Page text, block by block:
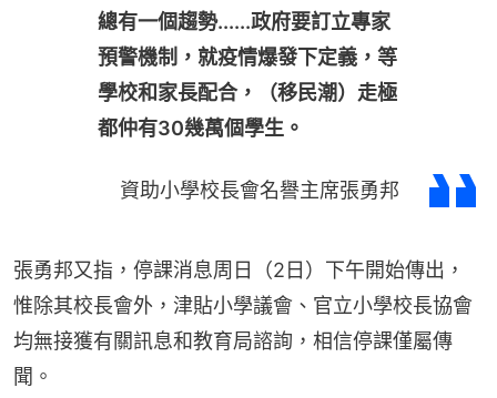
總有一個趨勢......政府要訂立專家
預警機制，就疫情爆發下定義，等
學校和家長配合，（移民潮）走極
都仲有30幾萬個學生。
資助小學校長會名譽主席張勇邦
張勇邦又指，停課消息周日（2日）下午開始傳出，
惟除其校長會外，津貼小學議會、官立小學校長協會
均無接獲有關訊息和教育局諮詢，相信停課僅屬傳
聞。